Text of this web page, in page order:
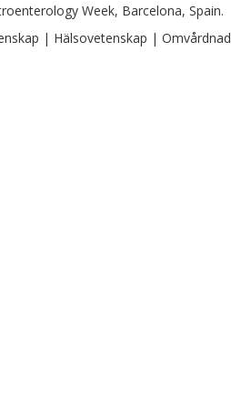
Week, Barcelona, Spain.
| Hälsovetenskap | Omvårdnad